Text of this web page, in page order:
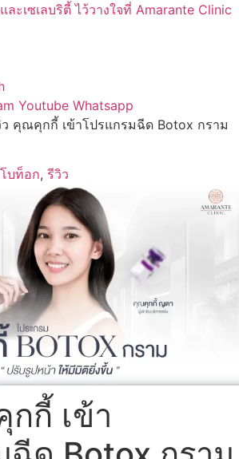
ละเซเลบริตี้ ไว้วางใจที่ Amarante Clinic
Youtube Whatsapp
ว คุณคุกกี้ เข้าโปรแกรมฉีด Botox กราม
บท็อก, รีวิว
กี้ เข้า